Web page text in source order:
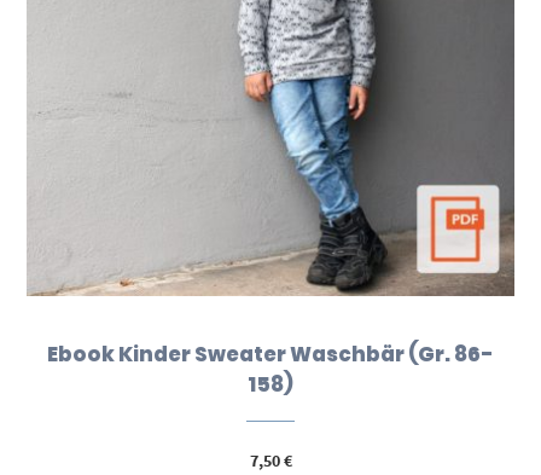
Ebook Kinder Sweater Waschbär (Gr. 86-
158)
7,50€